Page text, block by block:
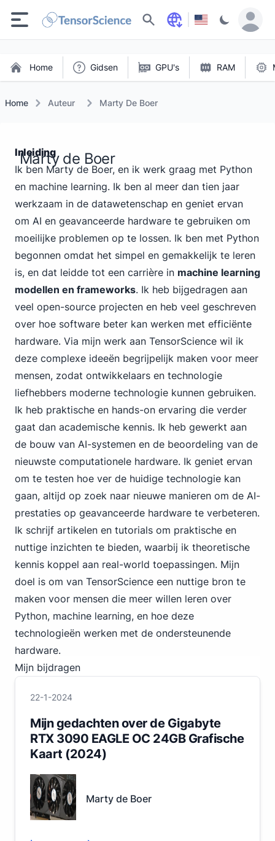
Zoeken
Home Gidsen GPU's RAM
Home Auteur Marty De Boer
Inleiding
Marty de Boer
Ik ben Marty de Boer, en ik werk graag met Python
en machine learning. Ik ben al meer dan tien jaar
werkzaam in de datawetenschap en geniet ervan
om AI en geavanceerde hardware te gebruiken om
moeilijke problemen op te lossen. Ik ben met Python
begonnen omdat het simpel en gemakkelijk te leren
is, en dat leidde tot een carrière in machine learning
modellen en frameworks. Ik heb bijgedragen aan
veel open-source projecten en heb veel geschreven
over hoe software beter kan werken met efficiënte
hardware. Via mijn werk aan TensorScience wil ik
deze complexe ideeën begrijpelijk maken voor meer
mensen, zodat ontwikkelaars en technologie
liefhebbers moderne technologie kunnen gebruiken.
Ik heb praktische en hands-on ervaring die verder
gaat dan academische kennis. Ik heb gewerkt aan
de bouw van AI-systemen en de beoordeling van de
nieuwste computationele hardware. Ik geniet ervan
om te testen hoe ver de huidige technologie kan
gaan, altijd op zoek naar nieuwe manieren om de AI-
prestaties op geavanceerde hardware te verbeteren.
Ik schrijf artikelen en tutorials om praktische en
nuttige inzichten te bieden, waarbij ik theoretische
kennis koppel aan real-world toepassingen. Mijn
doel is om van TensorScience een nuttige bron te
maken voor mensen die meer willen leren over
Python, machine learning, en hoe deze
technologieën werken met de ondersteunende
hardware.
Mijn bijdragen
22-1-2024
Mijn gedachten over de Gigabyte
RTX 3090 EAGLE OC 24GB Grafische
Kaart (2024)
Marty de Boer